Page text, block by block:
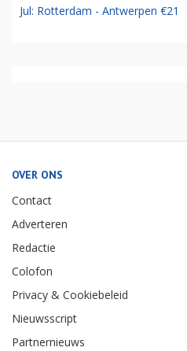
Jul: Rotterdam - Antwerpen €21
OVER ONS
Contact
Adverteren
Redactie
Colofon
Privacy & Cookiebeleid
Nieuwsscript
Partnernieuws